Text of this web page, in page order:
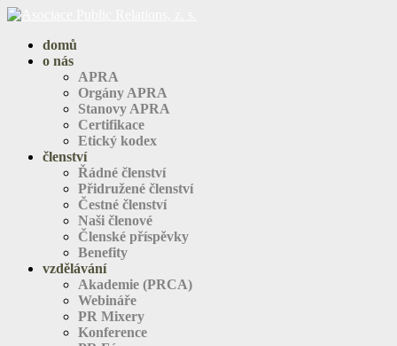
domů
o nás
APRA
Orgány APRA
Stanovy APRA
Certifikace
Etický kodex
členství
Řádné členství
Přidružené členství
Čestné členství
Naši členové
Členské příspěvky
Benefity
vzdělávání
Akademie (PRCA)
Webináře
PR Mixery
Konference